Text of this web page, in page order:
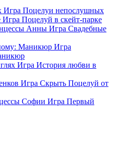
Игра Поцелуи непослушных
Игра Поцелуй в скейт-парке
Игра Свадебные
Игра
Игра История любви в
Игра Скрыть Поцелуй от
Игра Первый